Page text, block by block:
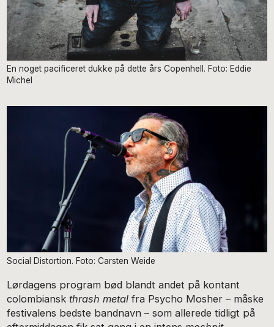
En noget pacificeret dukke på dette års Copenhell. Foto: Eddie
Michel
Social Distortion. Foto: Carsten Weide
Lørdagens program bød blandt andet på kontant
colombianskthrash metal fra Psycho Mosher – måske
festivalens bedste bandnavn – som allerede tidligt på